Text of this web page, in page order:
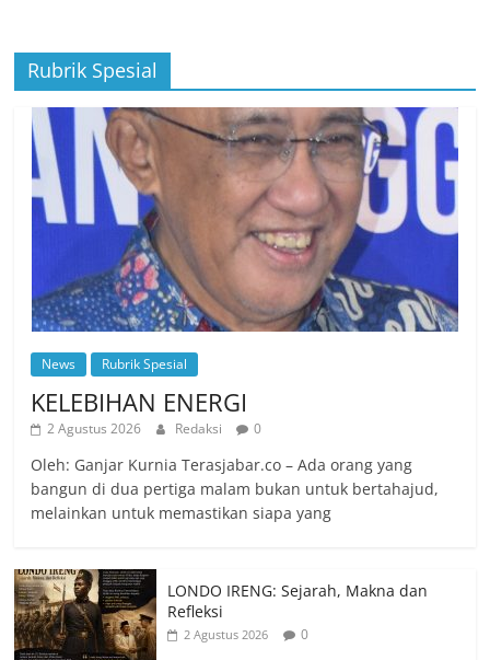
Rubrik Spesial
News Rubrik Spesial
KELEBIHAN ENERGI
2 Agustus 2026 Redaksi 0
Oleh: Ganjar Kurnia Terasjabar.co – Ada orang yang
bangun di dua pertiga malam bukan untuk bertahajud,
melainkan untuk memastikan siapa yang
LONDO IRENG: Sejarah, Makna dan
Refleksi
2 Agustus 2026 0